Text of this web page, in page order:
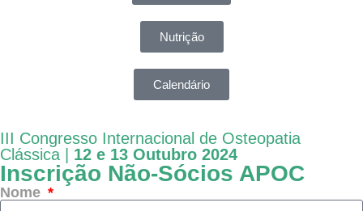
Nutrição
Calendário
III Congresso Internacional de Osteopatia
Clássica | 12 e 13 Outubro 2024
Inscrição Não-Sócios APOC
Nome